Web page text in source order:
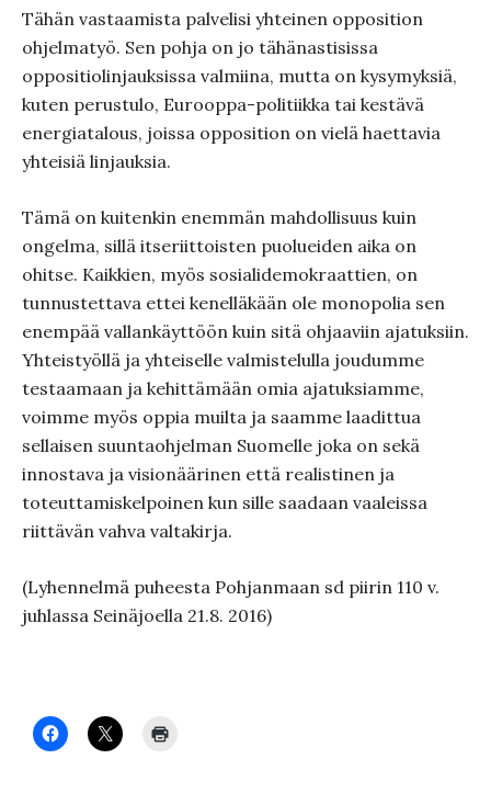
Tähän vastaamista palvelisi yhteinen opposition
ohjelmatyö. Sen pohja on jo tähänastisissa
oppositiolinjauksissa valmiina, mutta on kysymyksiä,
kuten perustulo, Eurooppa-politiikka tai kestävä
energiatalous, joissa opposition on vielä haettavia
yhteisiä linjauksia.
Tämä on kuitenkin enemmän mahdollisuus kuin
ongelma, sillä itseriittoisten puolueiden aika on
ohitse. Kaikkien, myös sosialidemokraattien, on
tunnustettava ettei kenelläkään ole monopolia sen
enempää vallankäyttöön kuin sitä ohjaaviin ajatuksiin.
Yhteistyöllä ja yhteiselle valmistelulla joudumme
testaamaan ja kehittämään omia ajatuksiamme,
voimme myös oppia muilta ja saamme laadittua
sellaisen suuntaohjelman Suomelle joka on sekä
innostava ja visionäärinen että realistinen ja
toteuttamiskelpoinen kun sille saadaan vaaleissa
riittävän vahva valtakirja.
(Lyhennelmä puheesta Pohjanmaan sd piirin 110 v.
juhlassa Seinäjoella 21.8. 2016)